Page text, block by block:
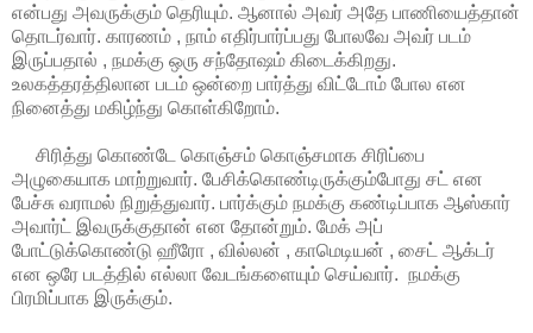
என்பது அவருக்கும் தெரியும். ஆனால் அவர் அதே பாணியைத்தான்
தொடர்வார். காரணம் , நாம் எதிர்பார்ப்பது போலவே அவர் படம்
இருப்பதால் , நமக்கு ஒரு சந்தோஷம் கிடைக்கிறது.
உலகத்தரத்திலான படம் ஒன்றை பார்த்து விட்டோம் போல என
நினைத்து மகிழ்ந்து கொள்கிறோம்.
சிரித்து கொண்டே கொஞ்சம் கொஞ்சமாக சிரிப்பை
அழுகையாக மாற்றுவார். பேசிக்கொண்டிருக்கும்போது சட் என
பேச்சு வராமல் நிறுத்துவார். பார்க்கும் நமக்கு கண்டிப்பாக ஆஸ்கார்
அவார்ட் இவருக்குதான் என தோன்றும். மேக் அப்
போட்டுக்கொண்டு ஹீரோ , வில்லன் , காமெடியன் , சைட் ஆக்டர்
என ஒரே படத்தில் எல்லா வேடங்களையும் செய்வார். நமக்கு
பிரமிப்பாக இருக்கும்.